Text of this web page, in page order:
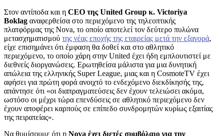
Στον αντίποδα και η CEO της United Group κ. Victoriya
Boklag αναφερθείσα στο περιεχόμενο της τηλεοπτικής
πλατφόρμας της Nova, το οποίο αποτελεί τον δεύτερο πυλώνα
μετασχηματισμού της νέας εποχής της εταιρείας μετά την εξαγορά,
είχε επισημάνει ότι έμφαση θα δοθεί και στο αθλητικό
περιεχόμενο, το οποίο χάρη στην United έχει ήδη εμπλουτιστεί με
διεθνείς διοργανώσεις. Ερωτηθείσα μάλιστα για μια δυνητική
απώλεια της ελληνικής Super League, μιας και η CosmoteTV έχει
αφήσει για πρώτη φορά ανοιχτό το ενδεχόμενο διεκδίκησής της,
απάντησε ότι «οι διαπραγματεύσεις δεν έχουν τελειώσει ακόμα,
ωστόσο οι μέχρι τώρα επενδύσεις σε αθλητικό περιεχόμενο δεν
έχουν αποφέρει καρπούς σε επίπεδο συνδρομητών κυρίως εξαιτίας
της πειρατείας».
Να θυμίσουμε ότι η Nova έχει διετές συμβόλαιο για την